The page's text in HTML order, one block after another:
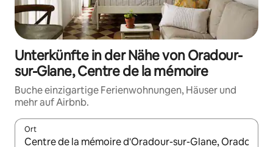
Unterkünfte in der Nähe von Oradour-
sur-Glane, Centre de la mémoire
Buche einzigartige Ferienwohnungen, Häuser und
mehr auf Airbnb.
Ort
Wenn Ergebnisse verfügbar sind, navigiere mit den